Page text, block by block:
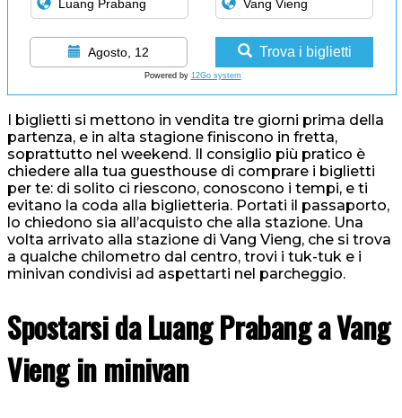
Agosto, 12 Trova i biglietti
Powered by 12Go system
I biglietti si mettono in vendita tre giorni prima della
partenza, e in alta stagione finiscono in fretta,
soprattutto nel weekend. Il consiglio più pratico è
chiedere alla tua guesthouse di comprare i biglietti
per te: di solito ci riescono, conoscono i tempi, e ti
evitano la coda alla biglietteria. Portati il passaporto,
lo chiedono sia all’acquisto che alla stazione. Una
volta arrivato alla stazione di Vang Vieng, che si trova
a qualche chilometro dal centro, trovi i tuk-tuk e i
minivan condivisi ad aspettarti nel parcheggio.
Spostarsi da Luang Prabang a Vang
Vieng in minivan